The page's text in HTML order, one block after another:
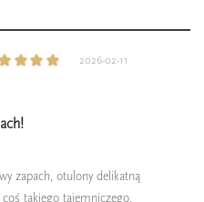
2026-02-11
zapach, otulony delikatną
takiego tajemniczego,